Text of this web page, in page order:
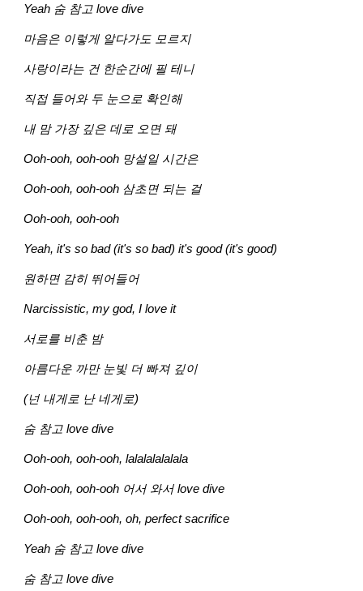
Yeah 숨 참고 love dive
마음은 이렇게 알다가도 모르지
사랑이라는 건 한순간에 필 테니
직접 들어와 두 눈으로 확인해
내 맘 가장 깊은 데로 오면 돼
Ooh-ooh, ooh-ooh 망설일 시간은
Ooh-ooh, ooh-ooh 삼초면 되는 걸
Ooh-ooh, ooh-ooh
Yeah, it's so bad (it's so bad) it's good (it's good)
원하면 감히 뛰어들어
Narcissistic, my god, I love it
서로를 비춘 밤
아름다운 까만 눈빛 더 빠져 깊이
(넌 내게로 난 네게로)
숨 참고 love dive
Ooh-ooh, ooh-ooh, lalalalalalala
Ooh-ooh, ooh-ooh 어서 와서 love dive
Ooh-ooh, ooh-ooh, oh, perfect sacrifice
Yeah 숨 참고 love dive
숨 참고 love dive